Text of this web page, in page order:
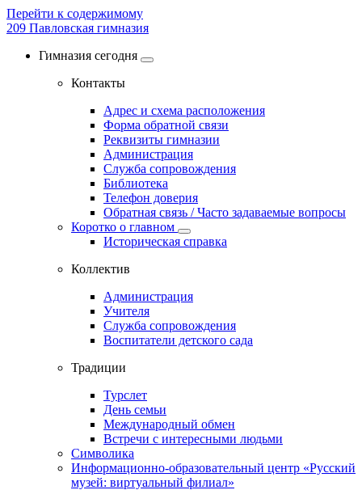
Перейти к содержимому
209 Павловская гимназия
Гимназия сегодня
Контакты
Адрес и схема расположения
Форма обратной связи
Реквизиты гимназии
Администрация
Служба сопровождения
Библиотека
Телефон доверия
Обратная связь / Часто задаваемые вопросы
Коротко о главном
Историческая справка
Коллектив
Администрация
Учителя
Служба сопровождения
Воспитатели детского сада
Традиции
Турслет
День семьи
Международный обмен
Встречи с интересными людьми
Символика
Информационно-образовательный центр «Русский
музей: виртуальный филиал»